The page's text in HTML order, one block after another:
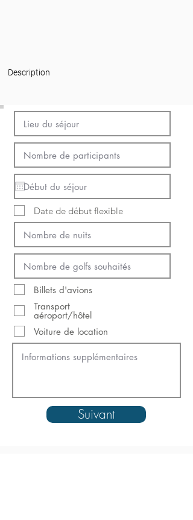
Description
Date de début flexible
Billets d'avions
Transport
aéroport/hôtel
Voiture de location
Suivant